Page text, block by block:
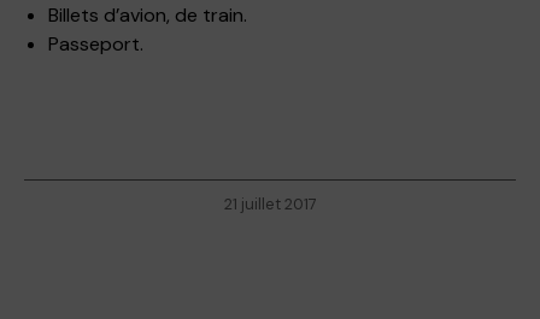
Billets d’avion, de train.
Passeport.
21 juillet 2017